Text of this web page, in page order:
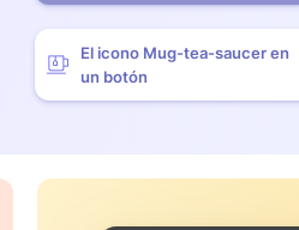
El icono Mug-tea-saucer en
un botón